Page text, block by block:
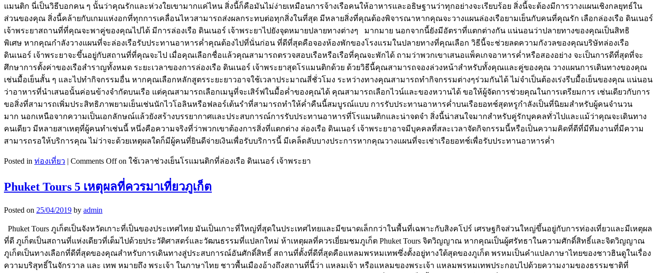
แมนติก นี่เป็นวิธีบอกคน ๆ นั้นว่าคุณรักและห่วงใยเขามากแค่ไหน สิ่งนี้ก็คือมันไม่ง่ายเหมือนการจ้างเรือคนให้อาหารและอธิษฐานว่าทุกอย่างจะเรียบร้อย สิ่งนี้จะต้องมีการวางแผนเชิงกลยุทธ์ใน
ส่วนของคุณ สิ่งนี้คล้ายกับเกมแห่งอกที่ทุกการเคลื่อนไหวสามารถส่งผลกระทบต่อทุกสิ่งในที่สุด มีหลายสิ่งที่คุณต้องพิจารณาหากคุณจะวางแผนล่องเรือยามเย็นกับคนที่คุณรัก เลือกล่องเรือ ดินเนอร์
เจ้าพระยาสถานที่ที่คุณจะพาคู่ของคุณไปได้ มีการล่องเรือ ดินเนอร์ เจ้าพระยาไปยังจุดหมายปลายทางต่างๆ มากมาย นอกจากนี้ยังมีอัตราที่แตกต่างกัน แน่นอนว่าปลายทางของคุณเป็นสิทธิ
พิเศษ หากคุณกำลังวางแผนที่จะล่องเรือรับประทานอาหารค่ำคุณต้องไปที่นั่นก่อน ที่ดีที่สุดคือจองห้องพักของโรงแรมในปลายทางที่คุณเลือก วิธีนี้จะช่วยลดความกังวลของคุณบริษัทล่องเรือ
ดินเนอร์ เจ้าพระยาจะขึ้นอยู่กับสถานที่ที่คุณจะไป เมื่อคุณเลือกชื่อแล้วคุณสามารถตรวจสอบเรือหรือเรือที่คุณจะพักได้ ถามว่าพวกเขาเสนอแพ็คเกจอาหารค่ำหรือสองอย่าง จะเป็นการดีที่สุดที่จะ
ศึกษาการตั้งค่าของเรือสำราญทั้งหมด ระยะเวลาของการล่องเรือ ดินเนอร์ เจ้าพระยาสุดโรแมนติกด้วย ด้วยวิธีนี้คุณสามารถจองล่วงหน้าสำหรับทั้งคุณและคู่ของคุณ วางแผนการเดินทางของคุณ
เช่นมื้อเย็นสั้น ๆ และไปทำกิจกรรมอื่น หากคุณเลือกหลักสูตรระยะยาวอาจใช้เวลาประมาณสี่ชั่วโมง ระหว่างทางคุณสามารถทำกิจกรรมต่างๆร่วมกันได้ ไม่จำเป็นต้องเร่งรีบมื้อเย็นของคุณ แน่นอน
ว่าอาหารที่นำเสนอนั้นค่อนข้างจำกัดบนเรือ แต่คุณสามารถเลือกเมนูที่จะเสิร์ฟในมื้อค่ำของคุณได้ คุณสามารถเลือกไวน์และของหวานได้ ขอให้ผู้จัดการช่วยคุณในการเตรียมการ เช่นเดียวกับการ
ขอสิ่งที่สามารถเพิ่มประสิทธิภาพยามเย็นเช่นนักไวโอลินหรือฟลอร์เต้นรำที่สามารถทำให้ค่ำคืนนี้สมบูรณ์แบบ การรับประทานอาหารค่ำบนเรือยอทช์สุดหรูกำลังเป็นที่นิยมสำหรับผู้คนจำนวน
มาก นอกเหนือจากความเป็นเอกลักษณ์แล้วยังสร้างบรรยากาศและประสบการณ์การรับประทานอาหารที่โรแมนติกและน่าจดจำ สิ่งนี้น่าสนใจมากสำหรับคู่รักบุคคลทั่วไปและแม้ว่าคุณจะเดินทาง
คนเดียว มีหลายสาเหตุที่ผู้คนทำเช่นนี้ หนึ่งคือความจริงที่ว่าพวกเขาต้องการสิ่งที่แตกต่าง ล่องเรือ ดินเนอร์ เจ้าพระยาอาจมีบุคคลที่สละเวลาจัดกิจกรรมนี้หรือเป็นความคิดที่ดีที่มีทีมงานที่มีความ
สามารถรอให้บริการคุณ ไม่ว่าจะด้วยเหตุผลใดก็มีผู้คนที่ยินดีจ่ายเงินเพื่อรับบริการนี้ มีเคล็ดลับบางประการหากคุณวางแผนที่จะเช่าเรือยอทช์เพื่อรับประทานอาหารค่ำ
Posted in ท่องเที่ยว | Comments Offon ใช้เวลาช่วงเย็นโรแมนติกที่ล่องเรือ ดินเนอร์ เจ้าพระยา
Phuket Tours 5 เหตุผลที่ควรมาเที่ยวภูเก็ต
Posted on 25/04/2019 by admin
Phuket Tours ภูเก็ตเป็นจังหวัดเกาะที่เป็นของประเทศไทย มันเป็นเกาะที่ใหญ่ที่สุดในประเทศไทยและมีขนาดเล็กกว่าในพื้นที่เฉพาะกับสิงคโปร์ เศรษฐกิจส่วนใหญ่ขึ้นอยู่กับการท่องเที่ยวและมีเหตุผล
ที่ดี ภูเก็ตเป็นสถานที่แห่งเดียวที่เต็มไปด้วยประวัติศาสตร์และวัฒนธรรมที่แปลกใหม่ ห้าเหตุผลที่ควรเยี่ยมชมภูเก็ต Phuket Tours จิตวิญญาณ หากคุณเป็นผู้ศรัทธาในความศักดิ์สิทธิ์และจิตวิญญาณ
ภูเก็ตเป็นทางเลือกที่ดีที่สุดของคุณสำหรับการเดินทางสู่ประสบการณ์อันศักดิ์สิทธิ์ สถานที่ตั้งที่ดีที่สุดคือแหลมพรหมเทพซึ่งตั้งอยู่ทางใต้สุดของภูเก็ต พรหมเป็นคำแปลภาษาไทยของชาวฮินดูในเรื่อง
ความบริสุทธิ์ในจักรวาล และ เทพ หมายถึง พระเจ้า ในภาษาไทย ชาวพื้นเมืองอ้างถึงสถานที่นี้ว่า แหลมเจ้า หรือแหลมของพระเจ้า แหลมพรหมเทพประกอบไปด้วยความงามของธรรมชาติที่